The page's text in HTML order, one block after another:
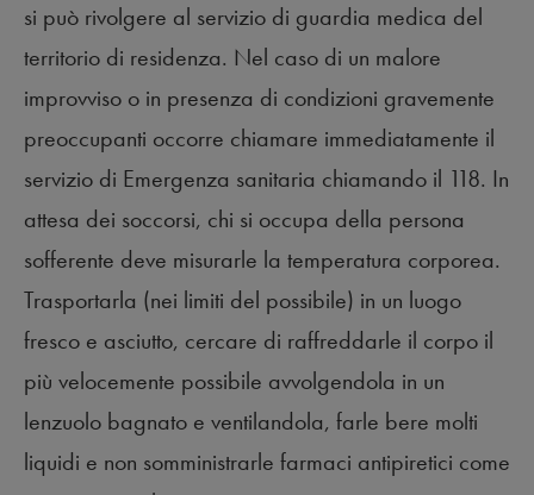
si può rivolgere al servizio di guardia medica del
territorio di residenza. Nel caso di un malore
improvviso o in presenza di condizioni gravemente
preoccupanti occorre chiamare immediatamente il
servizio di Emergenza sanitaria chiamando il 118. In
attesa dei soccorsi, chi si occupa della persona
sofferente deve misurarle la temperatura corporea.
Trasportarla (nei limiti del possibile) in un luogo
fresco e asciutto, cercare di raffreddarle il corpo il
più velocemente possibile avvolgendola in un
lenzuolo bagnato e ventilandola, farle bere molti
liquidi e non somministrarle farmaci antipiretici come